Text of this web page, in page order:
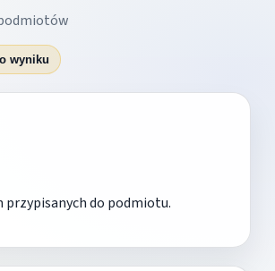
wyniku
przypisanych do podmiotu.